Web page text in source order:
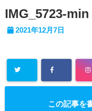
IMG_5723-min
2021年12月7日
この記事を